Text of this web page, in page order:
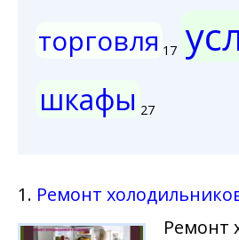
торговля 17
шкафы 27
1. Ремонт
Ремонт